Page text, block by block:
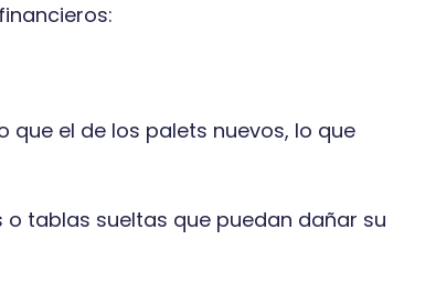
el de los palets nuevos, lo que
tablas sueltas que puedan dañar su